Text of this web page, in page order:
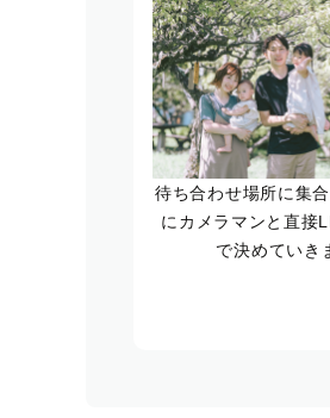
待ち合わせ場所に集
にカメラマンと直接
で決めていき